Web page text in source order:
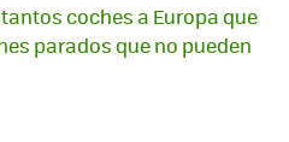
coches a Europa que
parados que no pueden